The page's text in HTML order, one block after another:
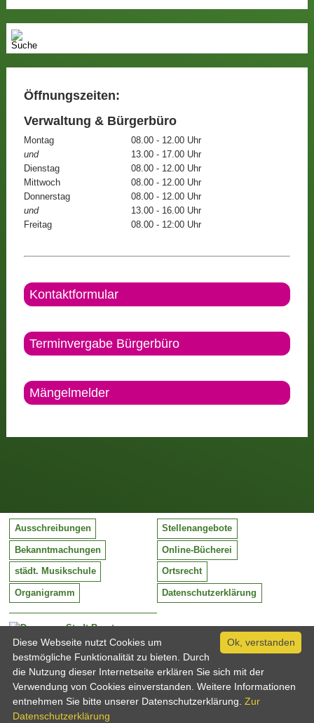
Öffnungszeiten:
Verwaltung & Bürgerbüro
Montag
08.00 - 12.00 Uhr
und
13.00 - 17.00 Uhr
Dienstag
08.00 - 12.00 Uhr
Mittwoch
08.00 - 12.00 Uhr
Donnerstag
08.00 - 12.00 Uhr
und
13.00 - 16.00 Uhr
Freitag
08.00 - 12:00 Uhr
Kontaktformular
Terminvergabe Bürgerbüro
Mängelmelder
Stadt Barntrup
Mittelstraße 38
32683 Barntrup
Tel:
Email:
05263 / 409-0
info@barntrup.de
Ausschreibungen Stellenangebote
Bekanntmachungen Online-Bücherei
städt. Musikschule Ortsrecht
Organigramm Datenschutzerklärung
Ok, verstanden
Diese Webseite nutzt Cookies um
bestmögliche Funktionalität zu bieten. Durch
die Nutzung dieser Internetseite erklären Sie sich mit der
Verwendung von Cookies einverstanden. Weitere Informationen
entnehmen Sie bitte unserer Datenschutzerklärung. Zur
Datenschutzerklärung